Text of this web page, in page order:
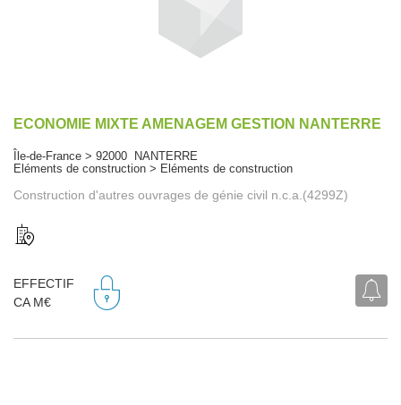
ECONOMIE MIXTE AMENAGEM GESTION NANTERRE
Île-de-France > 92000 NANTERRE
Eléments de construction > Eléments de construction
Construction d'autres ouvrages de génie civil n.c.a.(4299Z)
EFFECTIF
CA M€